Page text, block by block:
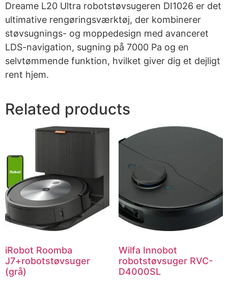
Dreame L20 Ultra robotstøvsugeren DI1026 er det
ultimative rengøringsværktøj, der kombinerer
støvsugnings- og moppedesign med avanceret
LDS-navigation, sugning på 7000 Pa og en
selvtømmende funktion, hvilket giver dig et dejligt
rent hjem.
Related products
iRobot Roomba
J7+robotstøvsuger
(grå)
Wilfa Innobot
robotstøvsuger RVC-
D4000SL